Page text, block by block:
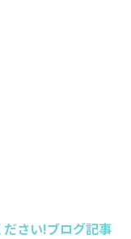
さい!ブログ記事